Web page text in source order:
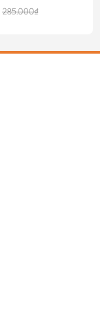
285.000₫